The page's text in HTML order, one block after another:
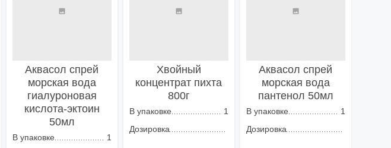
Аквасол спрей
морская вода
гиалуроновая
кислота-эктоин
50мл
В упаковке
1
Хвойный
концентрат пихта
800г
В упаковке
1
Дозировка
Аквасол спрей
морская вода
пантенол 50мл
В упаковке
1
Дозировка